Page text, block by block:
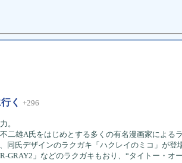
く +296
。
雄A氏をはじめとする多くの有名漫画家による
氏デザインのラクガキ「ハクレイのミコ」が登
」などのラクガキもおり、“タイトー・オ